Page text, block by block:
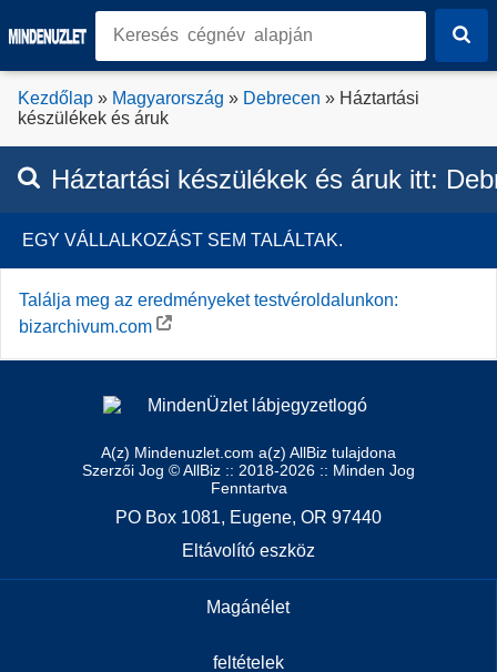
Kezdőlap » Magyarország » Debrecen » Háztartási
készülékek és áruk
Háztartási készülékek és áruk itt:
EGY VÁLLALKOZÁST SEM TALÁLTAK.
Találja meg az eredményeket testvéroldalunkon:
bizarchivum.com
A(z) Mindenuzlet.com a(z) AllBiz tulajdona
Szerzői Jog © AllBiz :: 2018-2026 :: Minden Jog
Fenntartva
PO Box 1081, Eugene, OR 97440
Eltávolító eszköz
Magánélet
feltételek